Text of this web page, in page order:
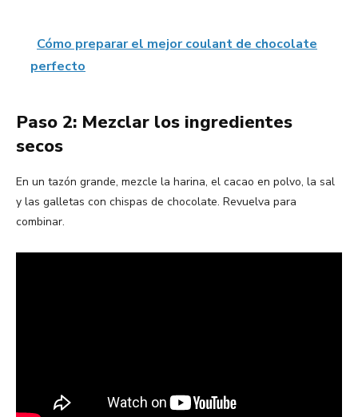
Cómo preparar el mejor coulant de chocolate
perfecto
Paso 2: Mezclar los ingredientes
secos
En un tazón grande, mezcle la harina, el cacao en polvo, la sal
y las galletas con chispas de chocolate. Revuelva para
combinar.